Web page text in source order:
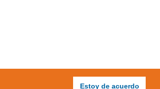
Estoy de acuerdo